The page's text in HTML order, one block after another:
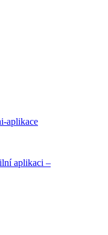
aplikace
aplikaci –